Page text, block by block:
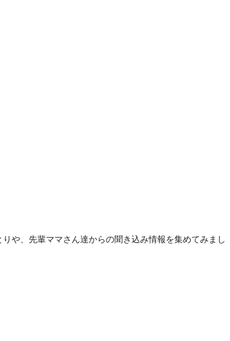
や、先輩ママさん達からの聞き込み情報を集めてみまし